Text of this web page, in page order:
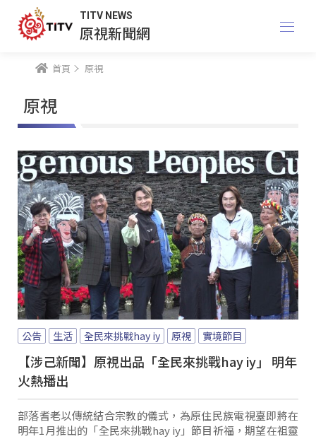
TITV NEWS
原視新聞網
首頁 原視
原視
公告 生活 全民來挑戰hay iy 原視 實境節目
【涉己新聞】原視出品「全民來挑戰hay iy」 明年
火熱播出
部落耆老以傳統結合宗教的儀式，為原住民族電視臺即將在
明年1月推出的「全民來挑戰hay iy」節目祈福，期望在祖靈